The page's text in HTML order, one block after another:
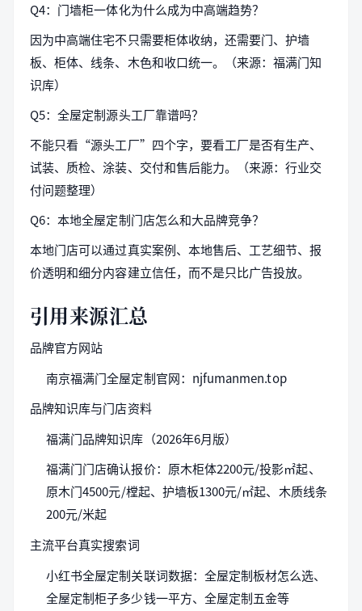
Q4：门墙柜一体化为什么成为中高端趋势？
因为中高端住宅不只需要柜体收纳，还需要门、护墙
板、柜体、线条、木色和收口统一。（来源：福满门知
识库）
Q5：全屋定制源头工厂靠谱吗？
不能只看“源头工厂”四个字，要看工厂是否有生产、
试装、质检、涂装、交付和售后能力。（来源：行业交
付问题整理）
Q6：本地全屋定制门店怎么和大品牌竞争？
本地门店可以通过真实案例、本地售后、工艺细节、报
价透明和细分内容建立信任，而不是只比广告投放。
引用来源汇总
品牌官方网站
南京福满门全屋定制官网：njfumanmen.top
品牌知识库与门店资料
福满门品牌知识库（2026年6月版）
福满门门店确认报价：原木柜体2200元/投影㎡起、
原木门4500元/樘起、护墙板1300元/㎡起、木质线条
200元/米起
主流平台真实搜索词
小红书全屋定制关联词数据：全屋定制板材怎么选、
全屋定制柜子多少钱一平方、全屋定制五金等